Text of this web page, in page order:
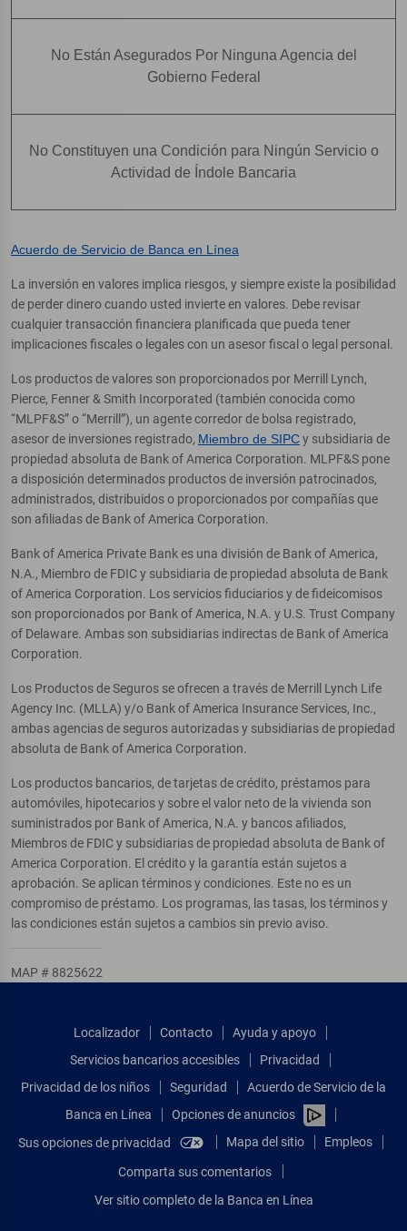
No Están Asegurados Por Ninguna Agencia del
Gobierno Federal
No Constituyen una Condición para Ningún Servicio o
Actividad de Índole Bancaria
Acuerdo de Servicio de Banca en Línea
La inversión en valores implica riesgos, y siempre existe la posibilidad
de perder dinero cuando usted invierte en valores. Debe revisar
cualquier transacción financiera planificada que pueda tener
implicaciones fiscales o legales con un asesor fiscal o legal personal.
Los productos de valores son proporcionados por Merrill Lynch,
Pierce, Fenner & Smith Incorporated (también conocida como
“MLPF&S” o “Merrill”), un agente corredor de bolsa registrado,
asesor de inversiones registrado, Miembro de SIPCy subsidiaria de
propiedad absoluta de Bank of America Corporation. MLPF&S pone
a disposición determinados productos de inversión patrocinados,
administrados, distribuidos o proporcionados por compañías que
son afiliadas de Bank of America Corporation.
Bank of America Private Bank es una división de Bank of America,
N.A., Miembro de FDIC y subsidiaria de propiedad absoluta de Bank
of America Corporation. Los servicios fiduciarios y de fideicomisos
son proporcionados por Bank of America, N.A. y U.S. Trust Company
of Delaware. Ambas son subsidiarias indirectas de Bank of America
Corporation.
Los Productos de Seguros se ofrecen a través de Merrill Lynch Life
Agency Inc. (MLLA) y/o Bank of America Insurance Services, Inc.,
ambas agencias de seguros autorizadas y subsidiarias de propiedad
absoluta de Bank of America Corporation.
Los productos bancarios, de tarjetas de crédito, préstamos para
automóviles, hipotecarios y sobre el valor neto de la vivienda son
suministrados por Bank of America, N.A. y bancos afiliados,
Miembros de FDIC y subsidiarias de propiedad absoluta de Bank of
America Corporation. El crédito y la garantía están sujetos a
aprobación. Se aplican términos y condiciones. Este no es un
compromiso de préstamo. Los programas, las tasas, los términos y
las condiciones están sujetos a cambios sin previo aviso.
MAP # 8825622
Localizador Contacto
Ayuda y apoyo
Servicios bancarios accesibles
Privacidad
Privacidad de los niños
Seguridad
Acuerdo de Servicio de la
Banca en Línea
Opciones de anuncios
Sus opciones de privacidad
Mapa del sitio Empleos
Comparta sus comentarios
Ver sitio completo de la Banca en Línea